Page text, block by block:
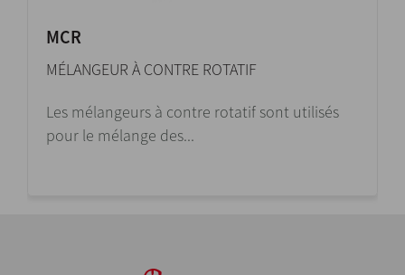
MCR
MÉLANGEUR À CONTRE ROTATIF
Les mélangeurs à contre rotatif sont utilisés
pour le mélange des...